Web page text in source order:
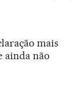
mais
ainda não